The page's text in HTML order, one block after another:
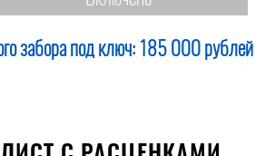
забора под ключ: 185 000 рублей